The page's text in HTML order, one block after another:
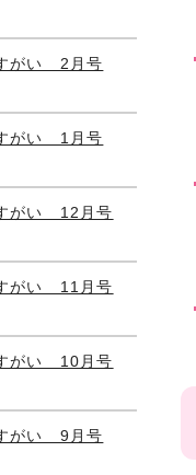
がい 2月号
がい 1月号
がい 12月号
がい 11月号
がい 10月号
がい 9月号